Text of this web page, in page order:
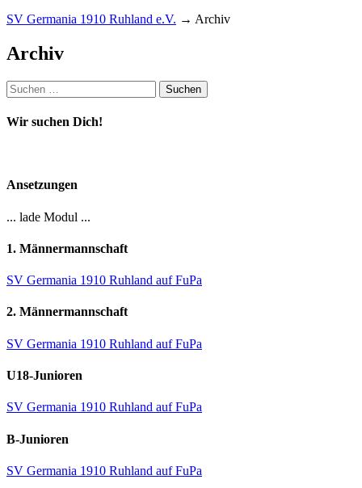
SV Germania 1910 Ruhland e.V. → Archiv
Archiv
Suchen
nach:
Wir suchen Dich!
Ansetzungen
... lade Modul ...
1. Männermannschaft
SV Germania 1910 Ruhland auf FuPa
2. Männermannschaft
SV Germania 1910 Ruhland auf FuPa
U18-Junioren
SV Germania 1910 Ruhland auf FuPa
B-Junioren
SV Germania 1910 Ruhland auf FuPa